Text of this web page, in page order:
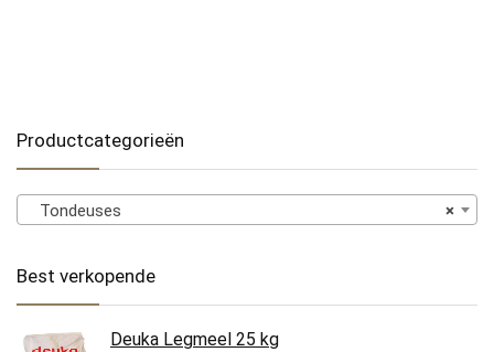
Productcategorieën
×
Tondeuses
Best verkopende
Deuka Legmeel 25 kg